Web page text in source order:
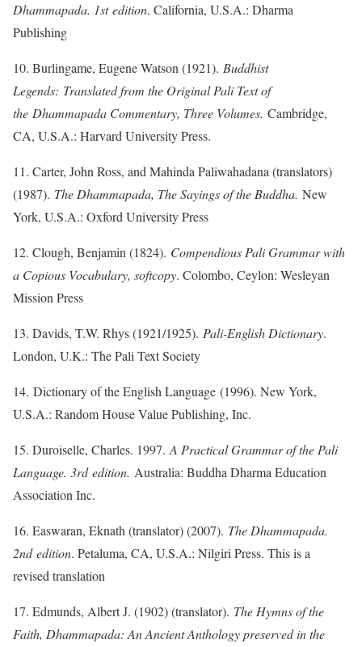
Dhammapada. 1st edition. California, U.S.A.: Dharma
Publishing
10. Burlingame, Eugene Watson (1921). Buddhist
Legends: Translated from the Original Pali Text of
the Dhammapada Commentary, Three Volumes. Cambridge,
CA, U.S.A.: Harvard University Press.
11. Carter, John Ross, and Mahinda Paliwahadana (translators)
(1987). The Dhammapada, The Sayings of the Buddha. New
York, U.S.A.: Oxford University Press
12. Clough, Benjamin (1824). Compendious Pali Grammar with
a Copious Vocabulary, softcopy. Colombo, Ceylon: Wesleyan
Mission Press
13. Davids, T.W. Rhys (1921/1925). Pali-English Dictionary.
London, U.K.: The Pali Text Society
14. Dictionary of the English Language (1996). New York,
U.S.A.: Random House Value Publishing, Inc.
15. Duroiselle, Charles. 1997.A Practical Grammar of the Pali
Language. 3rd edition. Australia: Buddha Dharma Education
Association Inc.
16. Easwaran, Eknath (translator) (2007). The Dhammapada.
2nd edition. Petaluma, CA, U.S.A.: Nilgiri Press. This is a
revised translation
17. Edmunds, Albert J. (1902) (translator). The Hymns of the
Faith, Dhammapada: An Ancient Anthology preserved in the